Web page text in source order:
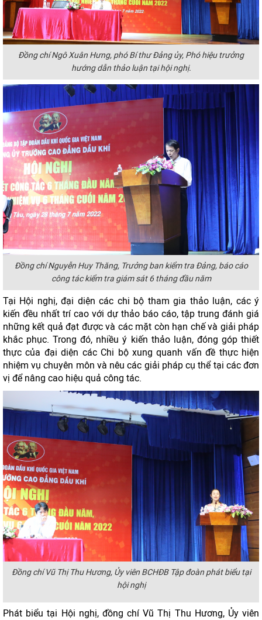
Đồng chí Ngô Xuân Hưng, phó Bí thư Đảng ủy, Phó hiệu trưởng
hướng dẫn thảo luận tại hội nghị.
Đồng chí Nguyễn Huy Thăng, Trưởng ban kiểm tra Đảng, báo cáo
công tác kiểm tra giám sát 6 tháng đầu năm
Tại Hội nghị, đại diện các chi bộ tham gia thảo luận, các ý
kiến đều nhất trí cao với dự thảo báo cáo, tập trung đánh giá
những kết quả đạt được và các mặt còn hạn chế và giải pháp
khắc phục. Trong đó, nhiều ý kiến thảo luận, đóng góp thiết
thực của đại diện các Chi bộ xung quanh vấn đề thực hiện
nhiệm vụ chuyên môn và nêu các giải pháp cụ thể tại các đơn
vị để nâng cao hiệu quả công tác.
Đồng chí Vũ Thị Thu Hương, Ủy viên BCHĐB Tập đoàn phát biểu tại
hội nghị
Phát biểu tại Hội nghị, đồng chí Vũ Thị Thu Hương, Ủy viên